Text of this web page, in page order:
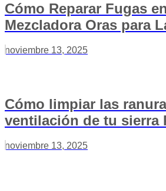
Cómo Reparar Fugas
Mezcladora Oras para
noviembre 13, 2025
Cómo limpiar las
ventilación de tu sierra
noviembre 13, 2025